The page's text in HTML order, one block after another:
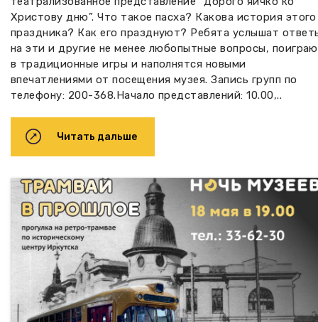
Христову дню”. Что такое пасха? Какова история этого
праздника? Как его празднуют? Ребята услышат
на эти и другие не менее любопытные вопросы,
в традиционные игры и наполнятся новыми
впечатлениями от посещения музея. Запись групп по
телефону: 200-368.Начало представлений: 10.00,..
Читать дальше